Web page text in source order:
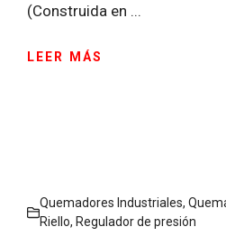
(Construida en ...
LEER MÁS
Quemadores Industriales,
Riello, Regulador de presión